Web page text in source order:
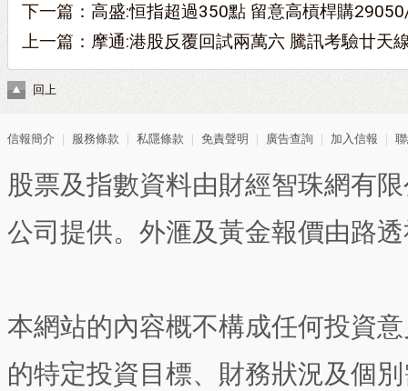
下一篇： 高盛:恒指超過350點 留意高槓桿購
上一篇： 摩通:港股反覆回試兩萬六 騰訊考驗廿天
回上
信報簡介 服務條款 私隱條款 免責聲明 廣告查詢 加入信報
股票及指數資料由財經智珠網有
公司提供。外滙及黃金報價由路
本網站的內容概不構成任何投資
的特定投資目標、財務狀況及個